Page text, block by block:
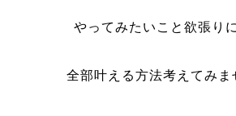
やってみたいこと欲張り
全部叶える方法考えてみま